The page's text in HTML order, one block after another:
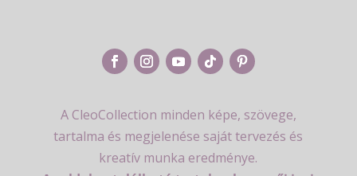
A CleoCollection minden képe, szövege,
tartalma és megjelenése saját tervezés és
kreatív munka eredménye.